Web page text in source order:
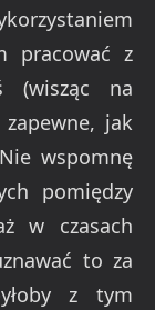
pracować z
(wisząc na
jak
wspomnę
pomiędzy
w czasach
to za
z tym